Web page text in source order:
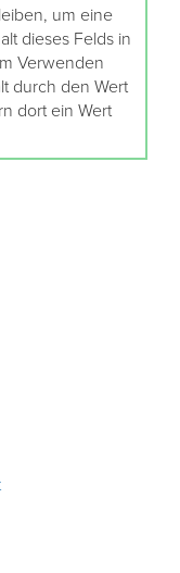
um eine
dieses Felds in
Verwenden
durch den Wert
dort ein Wert